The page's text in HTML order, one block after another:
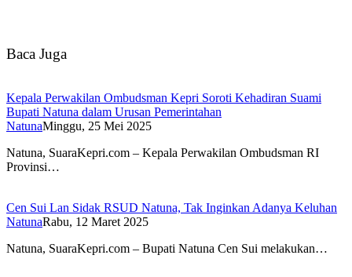
Baca Juga
Kepala Perwakilan Ombudsman Kepri Soroti Kehadiran Suami
Bupati Natuna dalam Urusan Pemerintahan
NatunaMinggu, 25 Mei 2025
Natuna, SuaraKepri.com – Kepala Perwakilan Ombudsman RI
Provinsi…
Cen Sui Lan Sidak RSUD Natuna, Tak Inginkan Adanya Keluhan
NatunaRabu, 12 Maret 2025
Natuna, SuaraKepri.com – Bupati Natuna Cen Sui melakukan…